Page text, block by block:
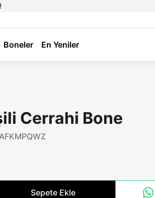
Boneler En Yeniler
Cerrahi Bone
Sepete Ekle